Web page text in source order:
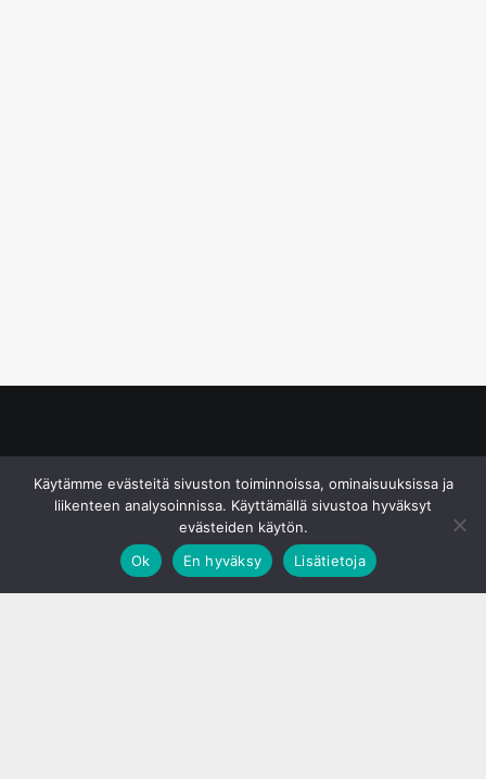
Käytämme evästeitä sivuston toiminnoissa, ominaisuuksissa ja
liikenteen analysoinnissa. Käyttämällä sivustoa hyväksyt
evästeiden käytön.
Ok
En hyväksy Lisätietoja